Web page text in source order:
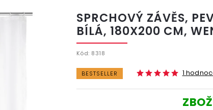
SPRCHOVÝ ZÁVĚS,
BÍLÁ, 180X200 CM,
Kód: 8318
BESTSELLER 1